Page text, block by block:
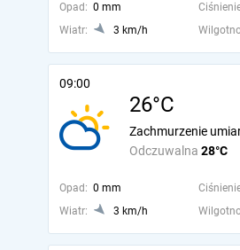
Opad: 0 mm
Wiatr:
3 km/h
09:00
26°C
Odczuwalna 28°C
Zachmurzenie
Opad: 0 mm
Wiatr:
3 km/h